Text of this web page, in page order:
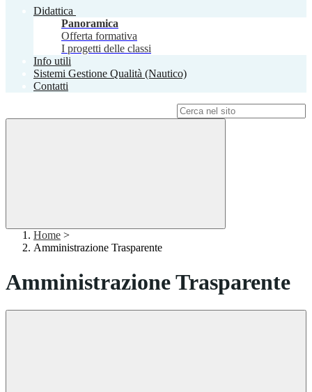
Didattica
Panoramica
Offerta formativa
I progetti delle classi
Info utili
Sistemi Gestione Qualità (Nautico)
Contatti
Home >
Amministrazione Trasparente
Amministrazione Trasparente